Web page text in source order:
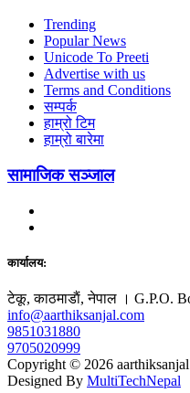
Trending
Popular News
Unicode To Preeti
Advertise with us
Terms and Conditions
सम्पर्क
हाम्रो टिम
हाम्रो बारेमा
सामाजिक सञ्जाल
कार्यालय:
टेकू, काठमाडाैं, नेपाल । G.P.O.
info@aarthiksanjal.com
9851031880
9705020999
Copyright © 2026
Designed By MultiTechNepal